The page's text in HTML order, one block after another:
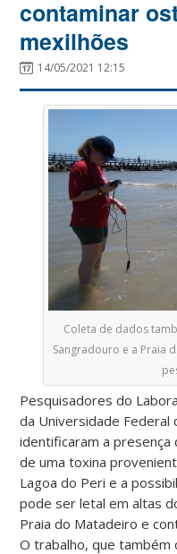
contaminar
mexilhões
14/05/2021 12:15
Coleta de dados
Sangradouro e a Praia
Pesquisadores do
da Universidade Federal
identificaram a
de uma toxina
Lagoa do Peri e a
pode ser letal em altas
Praia do Matadeiro e
O trabalho, que também